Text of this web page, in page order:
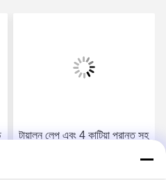
টায়ালন লেপ এবং 4 কাটিয়া প্রান্ত সহ